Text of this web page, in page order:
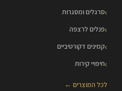
סרגלים ומסגרות
פנלים לרצפה
קמינים דקורטיביים
חיפויי קירות
לכל המוצרים ←